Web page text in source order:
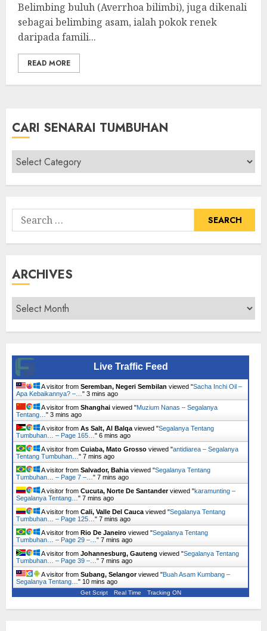
Belimbing buluh (Averrhoa bilimbi), juga dikenali
sebagai belimbing asam, ialah pokok renek
daripada famili...
READ MORE
CARI SENARAI TUMBUHAN
Cari
Senarai
Tumbuhan
Search
for:
ARCHIVES
Archives
Live Traffic Feed
A visitor from Seremban, Negeri Sembilan viewed "Sacha Inchi Oil –
Apa Kebaikannya? –… " 3 mins ago
A visitor from Shanghai viewed "Muzium Nanas – Segalanya
Tentang… " 3 mins ago
A visitor from As Salt, Al Balqa viewed "Segalanya Tentang
Tumbuhan… – Page 165… " 6 mins ago
A visitor from Cuiaba, Mato Grosso viewed "antidiarea – Segalanya
Tentang Tumbuhan… " 7 mins ago
A visitor from Salvador, Bahia viewed "Segalanya Tentang
Tumbuhan… – Page 7 –… " 7 mins ago
A visitor from Cucuta, Norte De Santanderviewed "karamunting –
Segalanya Tentang… " 7 mins ago
A visitor from Cali, Valle Del Cauca viewed "Segalanya Tentang
Tumbuhan… – Page 125… " 7 mins ago
A visitor from Rio De Janeiro viewed "Segalanya Tentang
Tumbuhan… – Page 29 –… " 7 mins ago
A visitor from Johannesburg, Gauteng viewed "Segalanya Tentang
Tumbuhan… – Page 39 –… " 7 mins ago
A visitor from Subang, Selangorviewed "Buah Asam Kumbang –
Segalanya Tentang… " 10 mins ago
Get Script Real Time Tracking ON